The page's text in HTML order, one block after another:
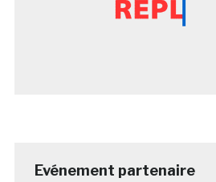
Evénement partenaire